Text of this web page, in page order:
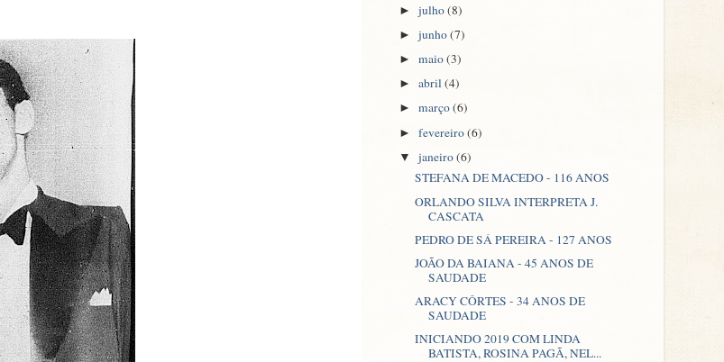
►julho(8)
►junho(7)
►maio(3)
►abril(4)
►março(6)
►fevereiro(6)
▼janeiro(6)
STEFANA DE MACEDO - 116 ANOS
ORLANDO SILVA INTERPRETA J.
CASCATA
PEDRO DE SÁ PEREIRA - 127 ANOS
JOÃO DA BAIANA - 45 ANOS DE
SAUDADE
ARACY CÔRTES - 34 ANOS DE
SAUDADE
INICIANDO 2019 COM LINDA
BATISTA, ROSINA PAGÃ, NEL...